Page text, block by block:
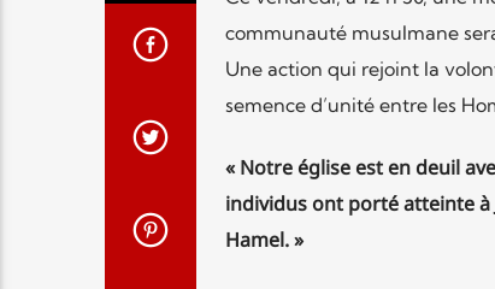
communauté musulmane
Une action qui rejoint la
semence d’unité entre les
« Notre église est en deuil
individus ont porté atteinte à
Hamel. »